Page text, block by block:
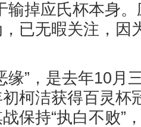
输掉应氏杯本身
已无暇关注，因
缘”，是去年10月
柯洁获得百灵杯
保持“执白不败”